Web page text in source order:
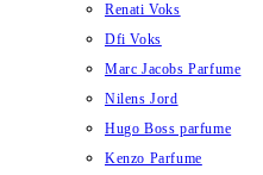
Renati Voks
Dfi Voks
Marc Jacobs Parfume
Nilens Jord
Hugo Boss parfume
Kenzo Parfume